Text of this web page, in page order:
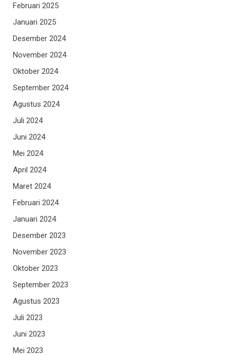
Februari 2025
Januari 2025
Desember 2024
November 2024
Oktober 2024
September 2024
Agustus 2024
Juli 2024
Juni 2024
Mei 2024
April 2024
Maret 2024
Februari 2024
Januari 2024
Desember 2023
November 2023
Oktober 2023
September 2023
Agustus 2023
Juli 2023
Juni 2023
Mei 2023